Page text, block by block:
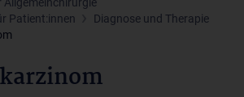
Patient:innen
Diagnose und Therapie